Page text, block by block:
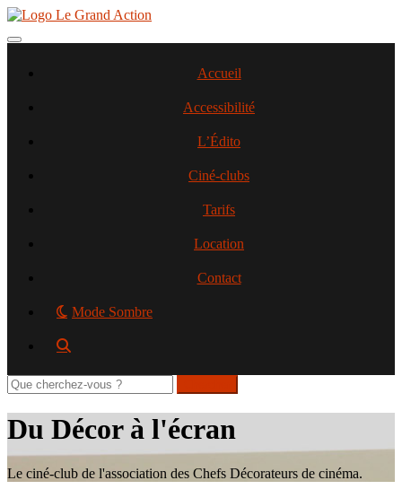
Aller
contenu
Toggle navigation
Accueil
Accessibilité
L’Édito
Ciné-clubs
Tarifs
Location
Contact
Mode Sombre
Rechercher
sur
le
site
Du Décor à l'écran
Le ciné-club de l'association des Chefs Décorateurs de cinéma.